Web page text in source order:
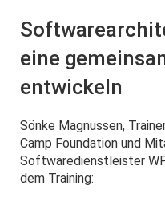
eine
entwickeln
Sönke Magnussen,
Camp Foundation und
Softwaredienstleister
dem Training: